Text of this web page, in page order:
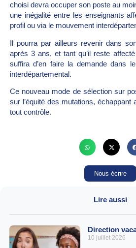
choisi devra occuper son poste au
une inégalité entre les enseignants
profil ou via le mouvement
Il pourra par ailleurs revenir dans
après 3 ans, et tant qu’il reste
suffira d’en faire la demande dans
interdépartemental.
Ce nouveau mode de sélection sur
sur l’équité des mutations, échappant
tout contrôle.
Nous écrire
Lire aussi
Direction
10 juillet 2026